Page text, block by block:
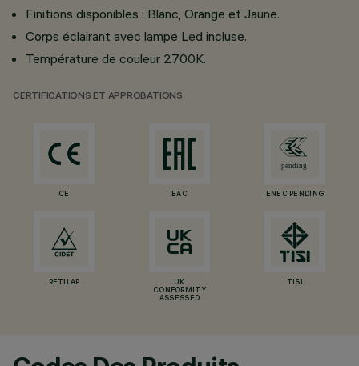
Finitions disponibles : Blanc, Orange et Jaune.
Corps éclairant avec lampe Led incluse.
Température de couleur 2700K.
CERTIFICATIONS ET APPROBATIONS
CE EAC ENEC PENDING
RETILAP
UK
CONFORMITY
ASSESSED
TISI